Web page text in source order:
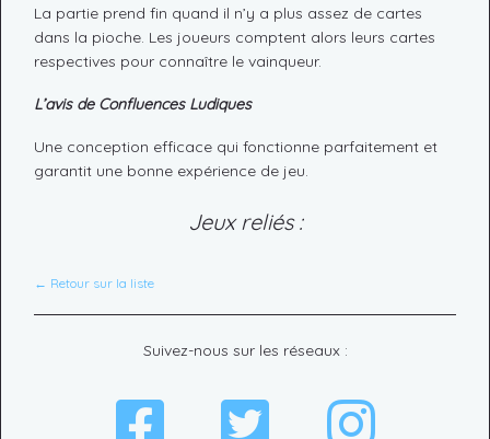
La partie prend fin quand il n’y a plus assez de cartes
dans la pioche. Les joueurs comptent alors leurs cartes
respectives pour connaître le vainqueur.
L’avis de Confluences Ludiques
Une conception efficace qui fonctionne parfaitement et
garantit une bonne expérience de jeu.
Jeux reliés :
← Retour sur la liste
Suivez-nous sur les réseaux :